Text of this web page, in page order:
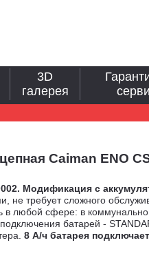
Caiman ENO
Модификация с
требует сложного
любой сфере: в
батарей -
8 А/ч батарея
3D
галерея